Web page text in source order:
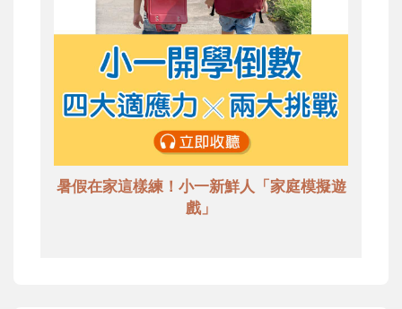
暑假在家這樣練！小一新鮮人「家庭模擬遊
戲」